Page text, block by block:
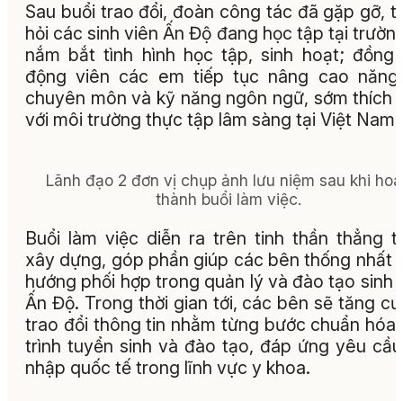
Sau buổi trao đổi, đoàn công tác đã gặp gỡ,
hỏi các sinh viên Ấn Độ đang học tập tại
nắm bắt tình hình học tập, sinh hoạt; đồng
động viên các em tiếp tục nâng cao
chuyên môn và kỹ năng ngôn ngữ, sớm thích
với môi trường thực tập lâm sàng tại Việt Nam.
Lãnh đạo 2 đơn vị chụp ảnh lưu niệm sau khi
thành buổi làm việc.
Buổi làm việc diễn ra trên tinh thần thẳng
xây dựng, góp phần giúp các bên thống nhất
hướng phối hợp trong quản lý và đào tạo sinh
Ấn Độ. Trong thời gian tới, các bên sẽ tăng
trao đổi thông tin nhằm từng bước chuẩn hóa
trình tuyển sinh và đào tạo, đáp ứng yêu
nhập quốc tế trong lĩnh vực y khoa.